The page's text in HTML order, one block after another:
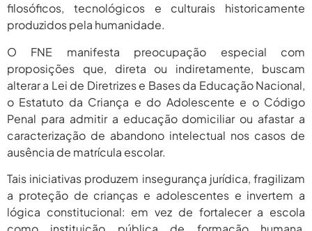
filosóficos, tecnológicos e culturais historicamente
produzidos pela humanidade.
O FNE manifesta preocupação especial com
proposições que, direta ou indiretamente, buscam
alterar a Lei de Diretrizes e Bases da Educação Nacional,
o Estatuto da Criança e do Adolescente e o Código
Penal para admitir a educação domiciliar ou afastar a
caracterização de abandono intelectual nos casos de
ausência de matrícula escolar.
Tais iniciativas produzem insegurança jurídica, fragilizam
a proteção de crianças e adolescentes e invertem a
lógica constitucional: em vez de fortalecer a escola